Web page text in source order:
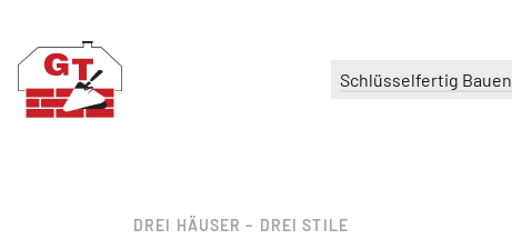
Schlüsselfertig Bauen
DREI HÄUSER – DREI STILE